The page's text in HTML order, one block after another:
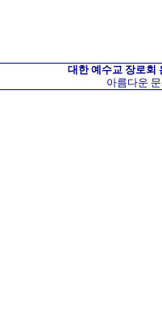
대한 예수교 장로회
아름다운